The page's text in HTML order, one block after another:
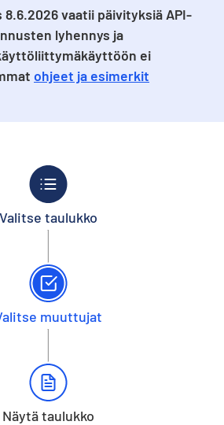
vaatii päivityksiä API-
lyhennys ja
ei
ohjeet ja esimerkit
Valitse taulukko
muuttujat
Näytä taulukko